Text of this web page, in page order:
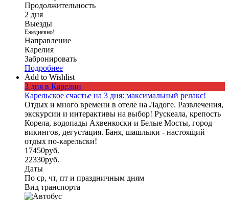
Продолжительность
2 дня
Выезды
Ежедневно!
Направление
Карелия
Забронировать
Подробнее
Add to Wishlist
3 дня в Карелии
Карельское счастье на 3 дня: максимальный релакс!
Отдых и много времени в отеле на Ладоге. Развлечения,
экскурсии и интерактивы на выбор! Рускеала, крепость
Корела, водопады Ахвенкоски и Белые Мосты, город
викингов, дегустация. Баня, шашлыки - настоящий
отдых по-карельски!
17450руб.
22330руб.
Даты
По ср, чт, пт и праздничным дням
Вид транспорта